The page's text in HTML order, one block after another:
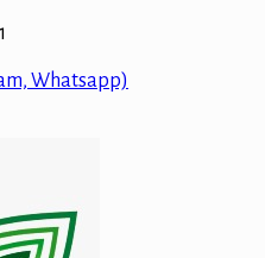
Whatsapp)